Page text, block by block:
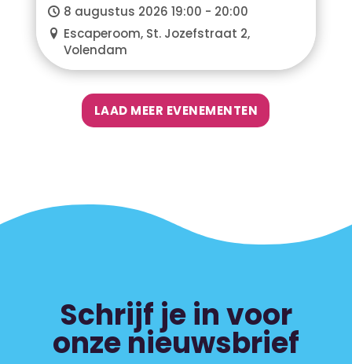
8 augustus 2026 19:00 - 20:00
Escaperoom, St. Jozefstraat 2,
Volendam
LAAD MEER EVENEMENTEN
Schrijf je in voor
onze nieuwsbrief